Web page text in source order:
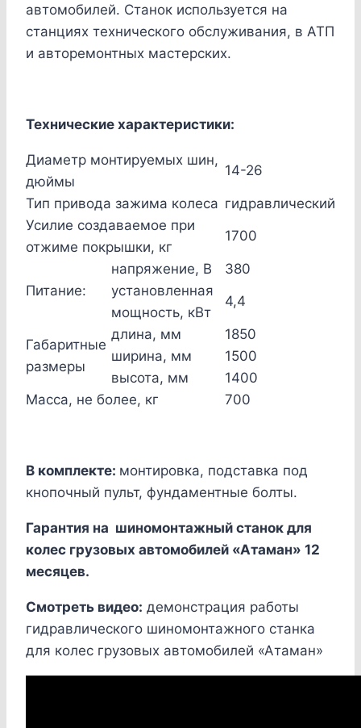
автомобилей. Станок используется на
станциях технического обслуживания, в АТП
и авторемонтных мастерских.
Технические характеристики:
Диаметр монтируемых шин,
дюймы
14-26
Тип привода зажима колеса гидравлический
Усилие создаваемое при
отжиме покрышки, кг
1700
Питание:
напряжение, В
380
установленная
мощность, кВт
4,4
Габаритные
размеры
длина, мм
1850
ширина, мм
1500
высота, мм
1400
Масса, не более, кг
700
В комплекте: монтировка, подставка под
кнопочный пульт, фундаментные болты.
Гарантия на шиномонтажный станок для
колес грузовых автомобилей «Атаман» 12
месяцев.
Смотреть видео: демонстрация работы
гидравлического шиномонтажного станка
для колес грузовых автомобилей «Атаман»